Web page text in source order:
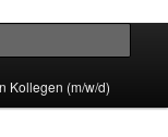
Kollegen (m/w/d)